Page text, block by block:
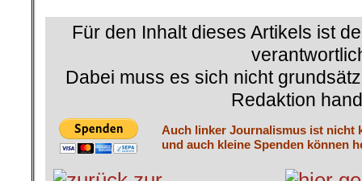
Für den Inhalt dieses Artikels ist
Dabei muss es sich nicht
Redaktion
Auch linker Journalismus ist nicht
und auch kleine Spenden können